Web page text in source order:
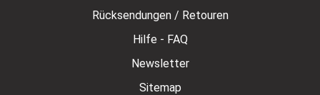
Rücksendungen / Retouren
Hilfe - FAQ
Newsletter
Sitemap